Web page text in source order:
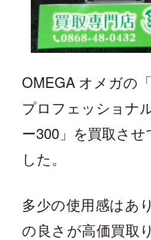
OMEGA オメガの「
プロフェッショナ
ー300」 を買取させ
した。
多少の使用感はあ
の良さが高価買取